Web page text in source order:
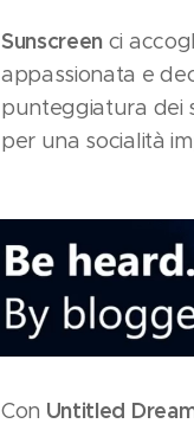
Sunscreen ci
appassionata e
punteggiatura dei
per una socialità
Con Untitled